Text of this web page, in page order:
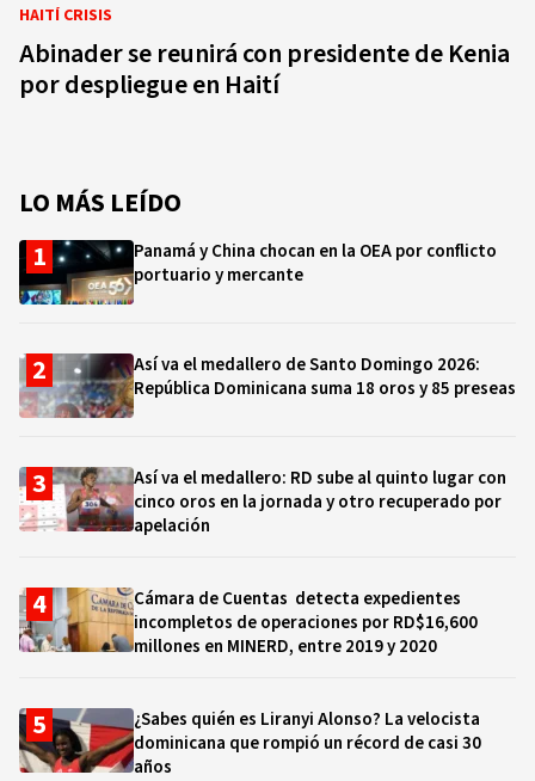
HAITÍ CRISIS
Abinader se reunirá con presidente de Kenia
por despliegue en Haití
LO MÁS LEÍDO
Panamá y China chocan en la OEA por conflicto
portuario y mercante
Así va el medallero de Santo Domingo 2026:
República Dominicana suma 18 oros y 85 preseas
Así va el medallero: RD sube al quinto lugar con
cinco oros en la jornada y otro recuperado por
apelación
Cámara de Cuentas detecta expedientes
incompletos de operaciones por RD$16,600
millones en MINERD, entre 2019 y 2020
¿Sabes quién es Liranyi Alonso? La velocista
dominicana que rompió un récord de casi 30
años